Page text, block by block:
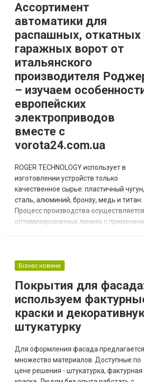
с демонтажем и сохранением
деталей. В таких...
Ассортимент
автоматики для
распашных, откатных
гаражных ворот от
итальянского
производителя
– изучаем
европейских
электроприводов
вместе с
vorota24.com.ua
ROGER TECHNOLOGY использует в
изготовлении устройств только
качественное сырье: пластичный чугун,
сталь, алюминий, бронзу, медь и титан.
Процесс производства
оптимизированных линиях с
компонентов. Блок управления с
является новым поколением
схем, предназначающихся для
безопасного функ...
Бізнес новини
Покрытия для
используем
краски и
штукатурку
Для оформления фасада предлагается
множество материалов. Доступные по
цене решения - штукатурка, фактурная